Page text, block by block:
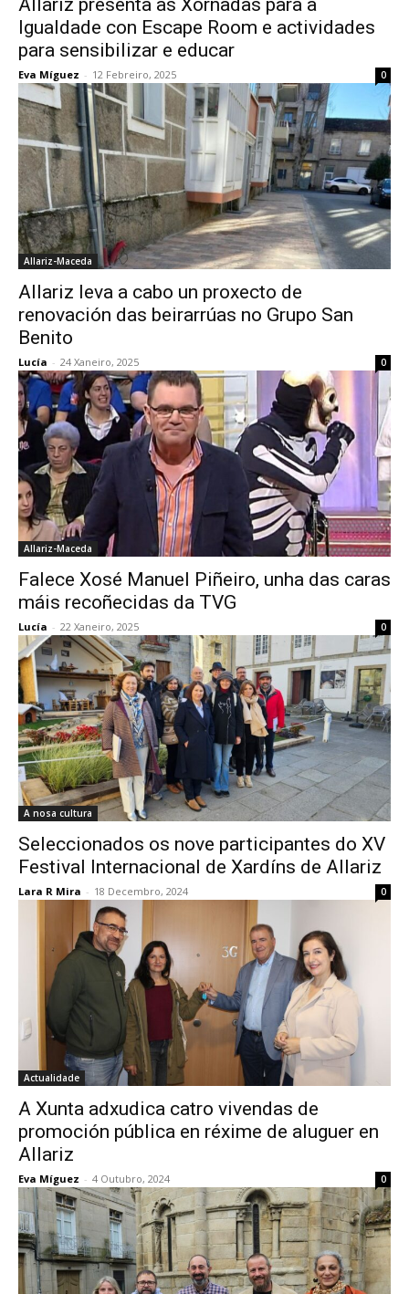
Allariz presenta as Xornadas para a
Igualdade con Escape Room e actividades
para sensibilizar e educar
Eva Míguez - 12 Febreiro, 2025 0
Allariz-Maceda
Allariz leva a cabo un proxecto de
renovación das beirarrúas no Grupo San
Benito
Lucía - 24 Xaneiro, 2025 0
Allariz-Maceda
Falece Xosé Manuel Piñeiro, unha das caras
máis recoñecidas da TVG
Lucía - 22 Xaneiro, 2025 0
A nosa cultura
Seleccionados os nove participantes do XV
Festival Internacional de Xardíns de Allariz
Lara R Mira - 18 Decembro, 2024 0
Actualidade
A Xunta adxudica catro vivendas de
promoción pública en réxime de aluguer en
Allariz
Eva Míguez - 4 Outubro, 2024 0